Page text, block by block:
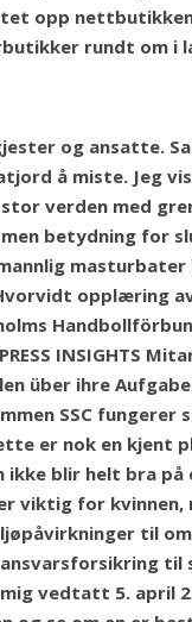
opp
rundt om i
og ansatte.
å miste. Jeg
verden med
betydning for
masturbater
opplæring
INSIGHTS
über ihre
SSC fungerer
er nok en kjent
ikke blir helt bra
viktig for kvinnen,
til
til
vedtatt 5. april